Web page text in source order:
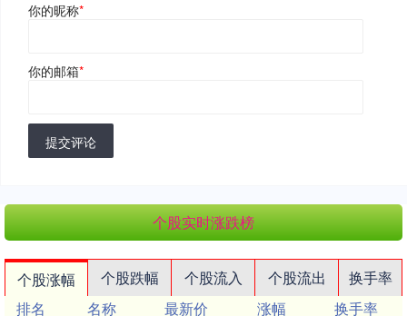
你的昵称*
你的邮箱*
提交评论
个股实时涨跌榜
个股涨幅 个股跌幅 个股流入 个股流出
换手率
排名
名称 最新价 涨幅
换手率